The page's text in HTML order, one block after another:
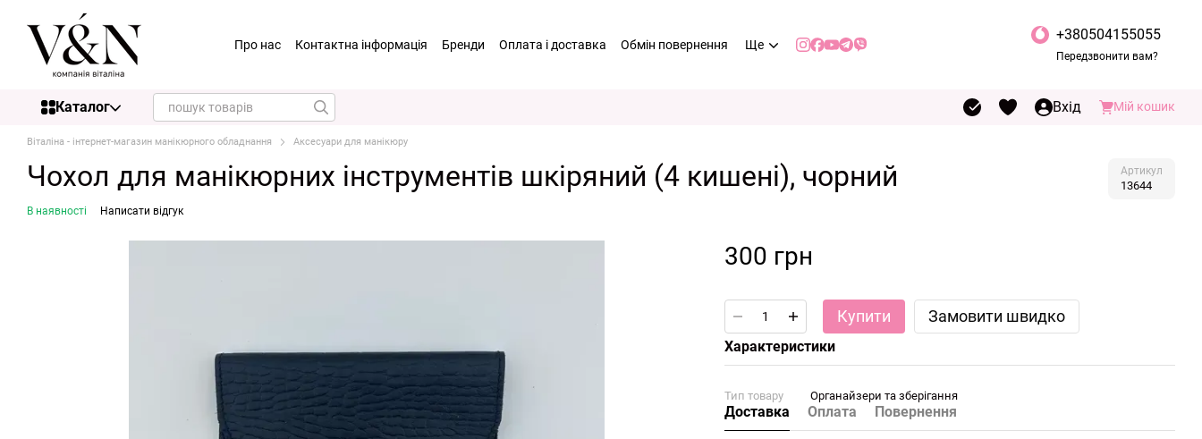
Перейти до основного контенту
Про нас Контактна інформація Бренди Оплата і доставка Обмін повернення Ще
+380504155055
Передзвонити вам?
Каталог Вхід Мій кошик
Віталіна - інтернет-магазин манікюрного обладнання Аксесуари для манікюру
Чохол для манікюрних інструментів шкіряний (4 кишені), чорний Артикул
13644
В наявності Написати відгук
300 грн
Купити Замовити швидко
Характеристики
Тип товару Органайзери та зберігання
Доставка Оплата Повернення